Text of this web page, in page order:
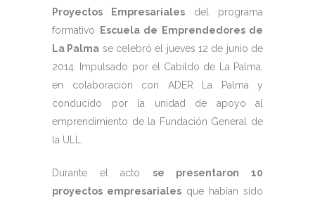
Proyectos Empresariales del programa
formativo
Escuela de Emprendedores de
La Palma se celebró el jueves 12 de junio de
2014. Impulsado por el Cabildo de La Palma,
en colaboración con ADER La Palma y
conducido por la unidad de apoyo al
emprendimiento de la Fundación General de
la ULL.
Durante el acto se presentaron 10
proyectos empresariales que habían sido